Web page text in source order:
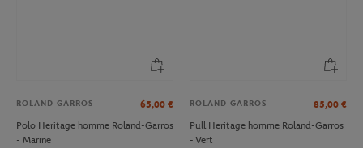
ROLAND GARROS 65,00 €
Polo Heritage homme Roland-Garros
- Marine
ROLAND GARROS 85,00 €
Pull Heritage homme Roland-Garros
- Vert